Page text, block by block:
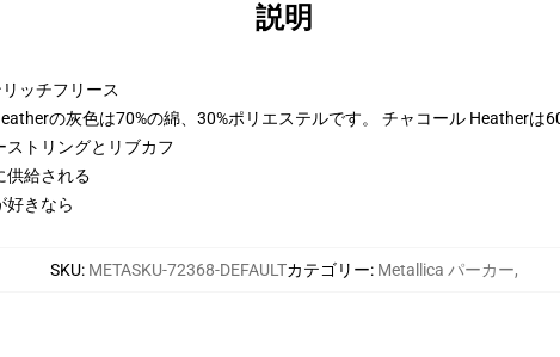
説明
ッチフリース
の灰色は70%の綿、30%ポリエステルです。 チャコール Heatherは
トリングとリブカフ
供給される
好きなら
SKU: METASKU-72368-DEFAULTカテゴリー: Metallica パーカー,